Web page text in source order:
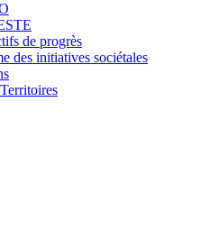
de progrès
des initiatives sociétales